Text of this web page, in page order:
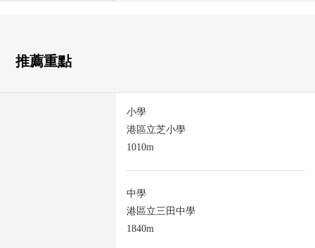
推薦重點
小學
港區立芝小學
1010m
中學
港區立三田中學
1840m